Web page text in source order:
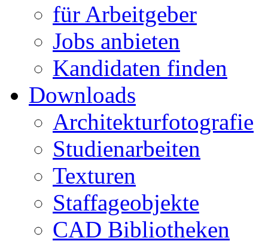
für Arbeitgeber
Jobs anbieten
Kandidaten finden
Downloads
Architekturfotografie
Studienarbeiten
Texturen
Staffageobjekte
CAD Bibliotheken